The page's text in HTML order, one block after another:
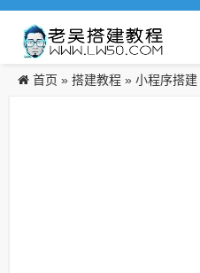
首页 » 搭建教程 » 小程序搭建